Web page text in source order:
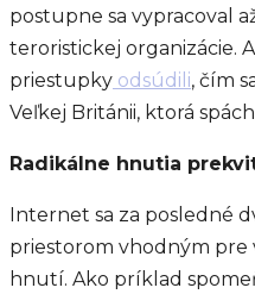
postupne sa vypracoval
teroristickej organizácie.
priestupky odsúdili, čím
Veľkej Británii, ktorá
Radikálne hnutia
Internet sa za posledné
priestorom vhodným pre
hnutí. Ako príklad